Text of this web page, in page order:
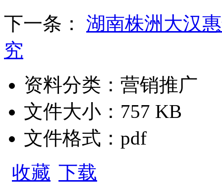
下一条： 湖南株洲大汉
究
资料分类：营销推广
文件大小：757 KB
文件格式：pdf
收藏 下载